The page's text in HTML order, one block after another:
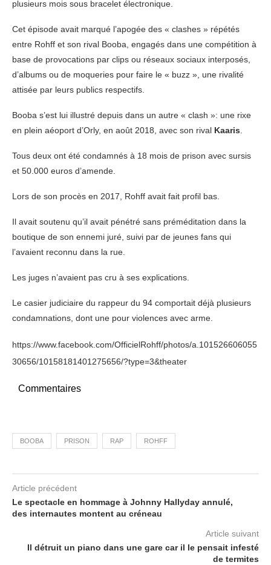
plusieurs mois sous bracelet électronique.
Cet épisode avait marqué l’apogée des « clashes » répétés
entre Rohff et son rival Booba, engagés dans une compétition à
base de provocations par clips ou réseaux sociaux interposés,
d’albums ou de moqueries pour faire le « buzz », une rivalité
attisée par leurs publics respectifs.
Booba s’est lui illustré depuis dans un autre « clash »: une rixe
en plein aéoport d’Orly, en août 2018, avec son rival Kaaris
Tous deux ont été condamnés à 18 mois de prison avec sursis
et 50.000 euros d’amende.
Lors de son procès en 2017, Rohff avait fait profil bas.
Il avait soutenu qu’il avait pénétré sans préméditation dans la
boutique de son ennemi juré, suivi par de jeunes fans qui
l’avaient reconnu dans la rue.
Les juges n’avaient pas cru à ses explications.
Le casier judiciaire du rappeur du 94 comportait déjà plusieurs
condamnations, dont une pour violences avec arme.
https://www.facebook.com/OfficielRohff/photos/a.101526606055
30656/10158181401275656/?type=3&theater
Commentaires
BOOBA PRISON RAP ROHFF
Article précédent
Le spectacle en hommage à Johnny Hallyday annulé,
des internautes montent au créneau
Article suivant
Il détruit un piano dans une gare car il le pensait infesté
de termites